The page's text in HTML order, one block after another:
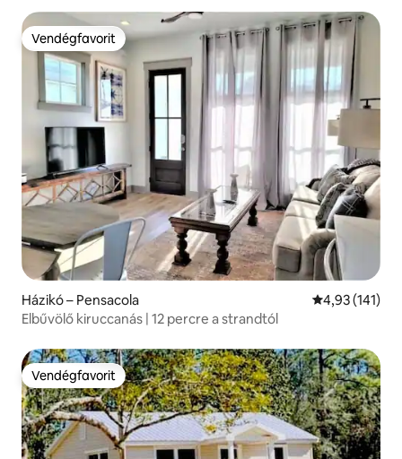
Vendégfavorit
Vendégfavorit
Házikó – Pensacola Átlagos
4,93 (141)
Elbűvölő kiruccanás | 12 percre a strandtól
Vendégfavorit
Vendégfavorit